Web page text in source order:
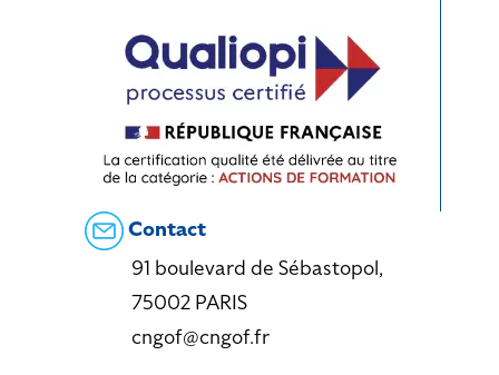
Contact
91 boulevard de Sébastopol,
75002 PARIS
cngof@cngof.fr